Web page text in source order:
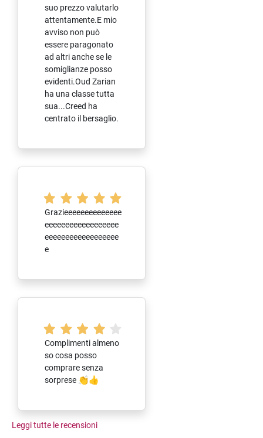
suo prezzo valutarlo
attentamente.E mio
avviso non può
essere paragonato
ad altri anche se le
somiglianze posso
evidenti.Oud Zarian
ha una classe tutta
sua...Creed ha
centrato il bersaglio.
Grazieeeeeeeeeeeeee
eeeeeeeeeeeeeeeeee
eeeeeeeeeeeeeeeeee
e
Complimenti almeno
so cosa posso
comprare senza
sorprese 👏👍
Leggi tutte le recensioni